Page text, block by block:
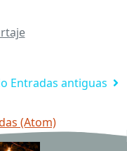
Entradas antiguas
(Atom)